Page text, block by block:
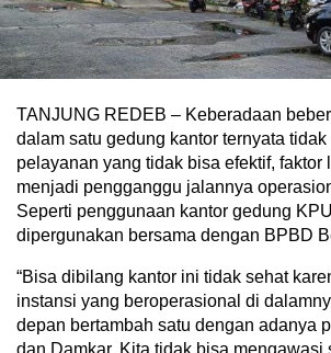
TANJUNG REDEB – Keberadaan
dalam satu gedung kantor ternyata
pelayanan yang tidak bisa efektif, faktor
menjadi pengganggu jalannya
Seperti penggunaan kantor gedung
dipergunakan bersama dengan BPBD
“Bisa dibilang kantor ini tidak sehat
instansi yang beroperasional di
depan bertambah satu dengan adanya
dan Damkar. Kita tidak bisa mengawasi